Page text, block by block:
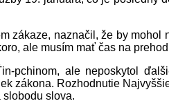
zákaze, naznačil, že by
ale musím mať čas na
pchinom, ale neposkytol
zákona. Rozhodnutie
slobodu slova.